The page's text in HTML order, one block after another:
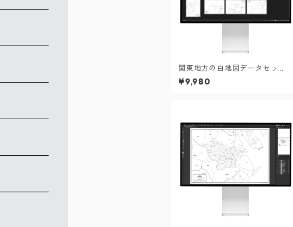
関東地方の白地図データセッ
ト：市町村も記載の地図データ
（PDF・Aiファイル）
¥9,980